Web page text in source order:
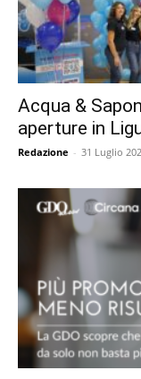
Acqua &
aperture in
Redazione - 31 Luglio